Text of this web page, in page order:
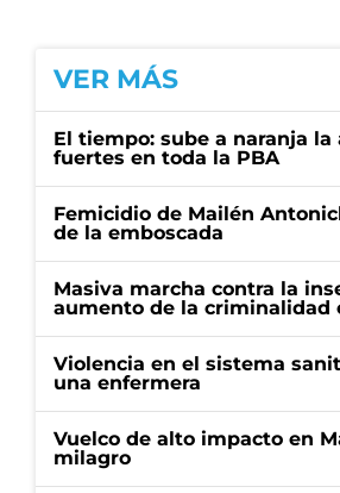
VER MÁS
El tiempo: sube a naranja
fuertes en toda la PBA
Femicidio de Mailén
de la emboscada
Masiva marcha contra la
aumento de la criminalidad
Violencia en el sistema
una enfermera
Vuelco de alto impacto en
milagro